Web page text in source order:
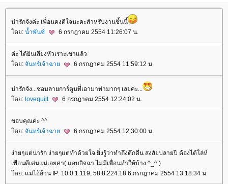
น่ารักจังค่ะ เพื่อนคงดีใจนะคะสำหรับงานชิ้นนี้
ดย: น้ำพันซ์ 6 กรกฎาคม 2554 11:26:07 น.
ค่ะ ได้ยินเสียงหัวเราะเขาแล้ว
ดย: จันทร์เจ้าฉา 6 กรกฎาคม 2554 11:59:12 น.
น่ารักจัง...ชอบลายการ์ตูนที่เอามาทำมากๆ เลยค่ะ...
ดย: lovequilt 6 กรกฎาคม 2554 12:24:02 น.
ขอบคุณค่ะ ^^
ดย: จันทร์เจ้าฉา 6 กรกฎาคม 2554 12:30:00 น.
ง่ายๆแต่น่ารัก ง่ายๆแต่ทำด้วยใจ ยิ่งรู้ว่าทำถึงดึกดื่น สงสัยปลายปี ต้องได้โล่ห์
เพื่อนดีเด่นแน่เลยค่า( แอบอิจฉา ไม่มีเพื่อนทำให้บ้าง ^_^ )
ดย: แม่ไอ้อ้วน IP: 10.0.1.119, 58.8.224.18 6 กรกฎาคม 2554 13:18:34 น.